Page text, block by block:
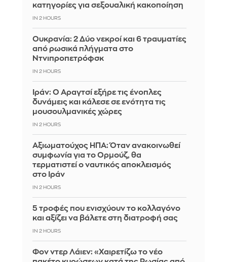
κατηγορίες για σεξουαλική κακοποίηση
IN 2 HOURS
Ουκρανία: 2 Δύο νεκροί και 6 τραυματίες
από ρωσικά πλήγματα στο
Ντνιπροπετρόφσκ
IN 2 HOURS
Ιράν: Ο Αραγτσί εξήρε τις ένοπλες
δυνάμεις και κάλεσε σε ενότητα τις
μουσουλμανικές χώρες
IN 2 HOURS
Αξιωματούχος ΗΠΑ: Όταν ανακοινωθεί
συμφωνία για το Ορμούζ, θα
τερματιστεί ο ναυτικός αποκλεισμός
στο Ιράν
IN 2 HOURS
5 τροφές που ενισχύουν το κολλαγόνο
και αξίζει να βάλετε στη διατροφή σας
IN 2 HOURS
Φον ντερ Λάιεν: «Χαιρετίζω το νέο